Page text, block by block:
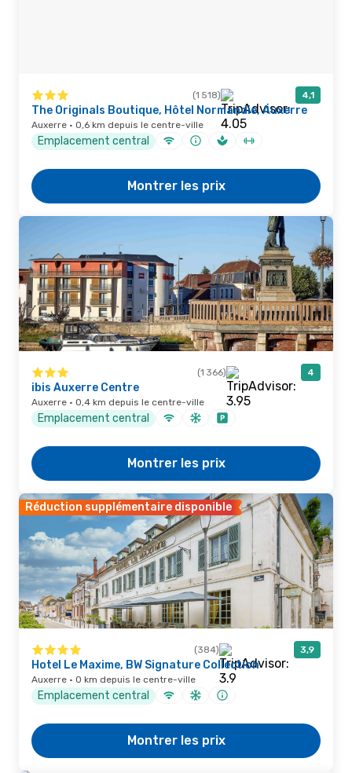
(1 518) 4,1
The Originals Boutique, Hôtel Normandie, Auxerre
Auxerre · 0,6 km depuis le centre-ville
Emplacement central
Montrer les prix
(1 366) 4
ibis Auxerre Centre
Auxerre · 0,4 km depuis le centre-ville
Emplacement central
Montrer les prix
Réduction supplémentaire disponible
(384) 3,9
Hotel Le Maxime, BW Signature Collection
Auxerre · 0 km depuis le centre-ville
Emplacement central
Montrer les prix